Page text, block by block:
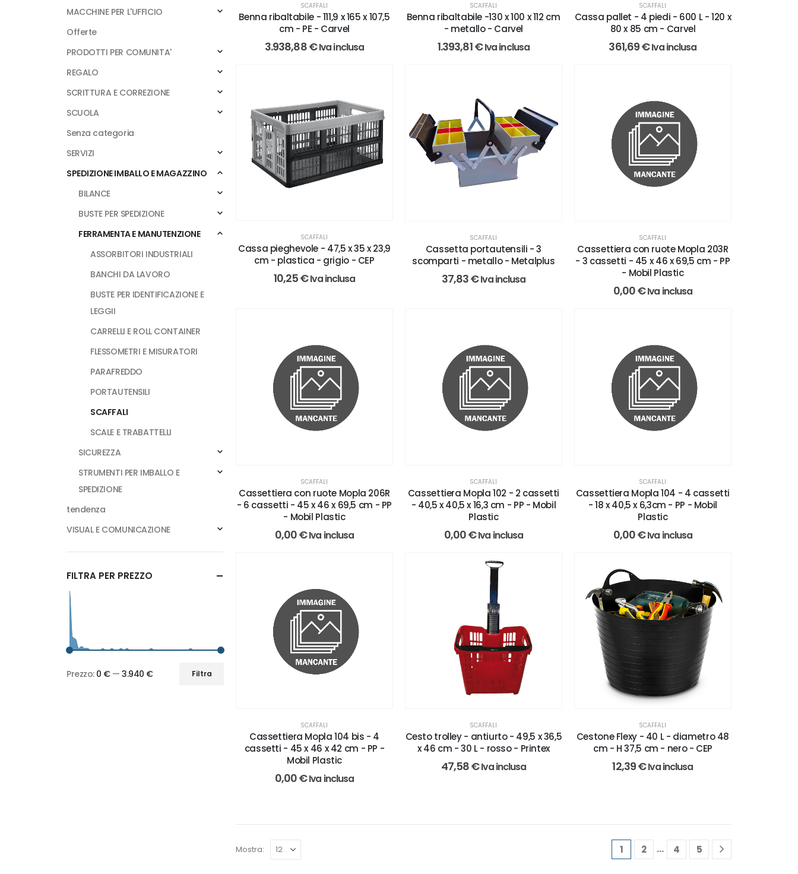
SCAFFALI
Benna ribaltabile - 111,9 x 165 x 107,5
cm - PE - Carvel
3.938,88€Iva inclusa
SCAFFALI
Benna ribaltabile -130 x 100 x 112 cm
- metallo - Carvel
1.393,81€Iva inclusa
SCAFFALI
Cassa pallet - 4 piedi - 600 L - 120 x
80 x 85 cm - Carvel
361,69€Iva inclusa
SCAFFALI
Cassa pieghevole - 47,5 x 35 x 23,9
cm - plastica - grigio - CEP
10,25€Iva inclusa
SCAFFALI
Cassetta portautensili - 3
scomparti - metallo - Metalplus
37,83€Iva inclusa
SCAFFALI
Cassettiera con ruote Mopla 203R
- 3 cassetti - 45 x 46 x 69,5 cm - PP
- Mobil Plastic
0,00€Iva inclusa
SCAFFALI
Cassettiera con ruote Mopla 206R
- 6 cassetti - 45 x 46 x 69,5 cm - PP
- Mobil Plastic
0,00€Iva inclusa
SCAFFALI
Cassettiera Mopla 102 - 2 cassetti
- 40,5 x 40,5 x 16,3 cm - PP - Mobil
Plastic
0,00€Iva inclusa
SCAFFALI
Cassettiera Mopla 104 - 4 cassetti
- 18 x 40,5 x 6,3cm - PP - Mobil
Plastic
0,00€Iva inclusa
SCAFFALI
Cassettiera Mopla 104 bis - 4
cassetti - 45 x 46 x 42 cm - PP -
Mobil Plastic
0,00€Iva inclusa
SCAFFALI
Cesto trolley - antiurto - 49,5 x 36,5
x 46 cm - 30 L - rosso - Printex
47,58€Iva inclusa
SCAFFALI
Cestone Flexy - 40 L - diametro 48
cm - H 37,5 cm - nero - CEP
12,39€Iva inclusa
Mostra: 1 2 … 4 5
MACCHINE PER L'UFFICIO
Offerte
PRODOTTI PER COMUNITA'
REGALO
SCRITTURA E CORREZIONE
SCUOLA
Senza categoria
SERVIZI
SPEDIZIONE IMBALLO E MAGAZZINO
BILANCE
BUSTE PER SPEDIZIONE
FERRAMENTA E MANUTENZIONE
ASSORBITORI INDUSTRIALI
BANCHI DA LAVORO
BUSTE PER IDENTIFICAZIONE E
LEGGII
CARRELLI E ROLL CONTAINER
FLESSOMETRI E MISURATORI
PARAFREDDO
PORTAUTENSILI
SCAFFALI
SCALE E TRABATTELLI
SICUREZZA
STRUMENTI PER IMBALLO E
SPEDIZIONE
tendenza
VISUAL E COMUNICAZIONE
FILTRA PER PREZZO
Filtra
Prezzo: 0 €—3.940 €